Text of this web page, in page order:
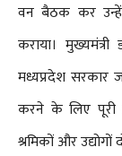
वन बैठक कर उन्हें
कराया।
मध्यप्रदेश सरकार
करने के लिए पूरी
श्रमिकों और